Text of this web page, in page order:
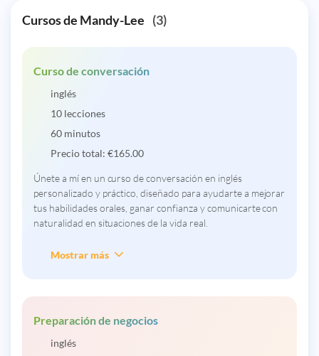
Cursos de Mandy-Lee (3)
Curso de conversación
inglés
10 lecciones
60 minutos
Precio total: €165.00
Únete a mí en un curso de conversación en inglés
personalizado y práctico, diseñado para ayudarte a mejorar
tus habilidades orales, ganar confianza y comunicarte con
naturalidad en situaciones de la vida real.
Mostrar más
Preparación de negocios
inglés